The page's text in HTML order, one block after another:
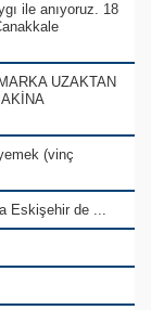
ile anıyoruz. 18
UZAKTAN
(vinç
Eskişehir de ...